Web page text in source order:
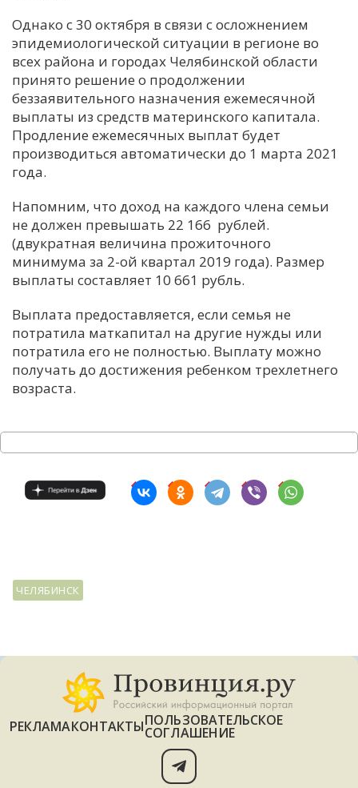
М
Н
Х
Ч
Я
Однако с 30 октября в связи с осложнением
эпидемиологической ситуации в регионе во
всех района и городах Челябинской области
принято решение о продолжении
беззаявительного назначения ежемесячной
выплаты из средств материнского капитала.
Продление ежемесячных выплат будет
производиться автоматически до 1 марта 2021
года.
Напомним, что доход на каждого члена семьи
не должен превышать 22 166 рублей.
(двукратная величина прожиточного
минимума за 2-ой квартал 2019 года). Размер
выплаты составляет 10 661 рубль.
Выплата предоставляется, если семья не
потратила маткапитал на другие нужды или
потратила его не полностью. Выплату можно
получать до достижения ребенком трехлетнего
возраста.
ЧЕЛЯБИНСК
РЕКЛАМАКОНТАКТЫПОЛЬЗОВАТЕЛЬСКОЕ
СОГЛАШЕНИЕ